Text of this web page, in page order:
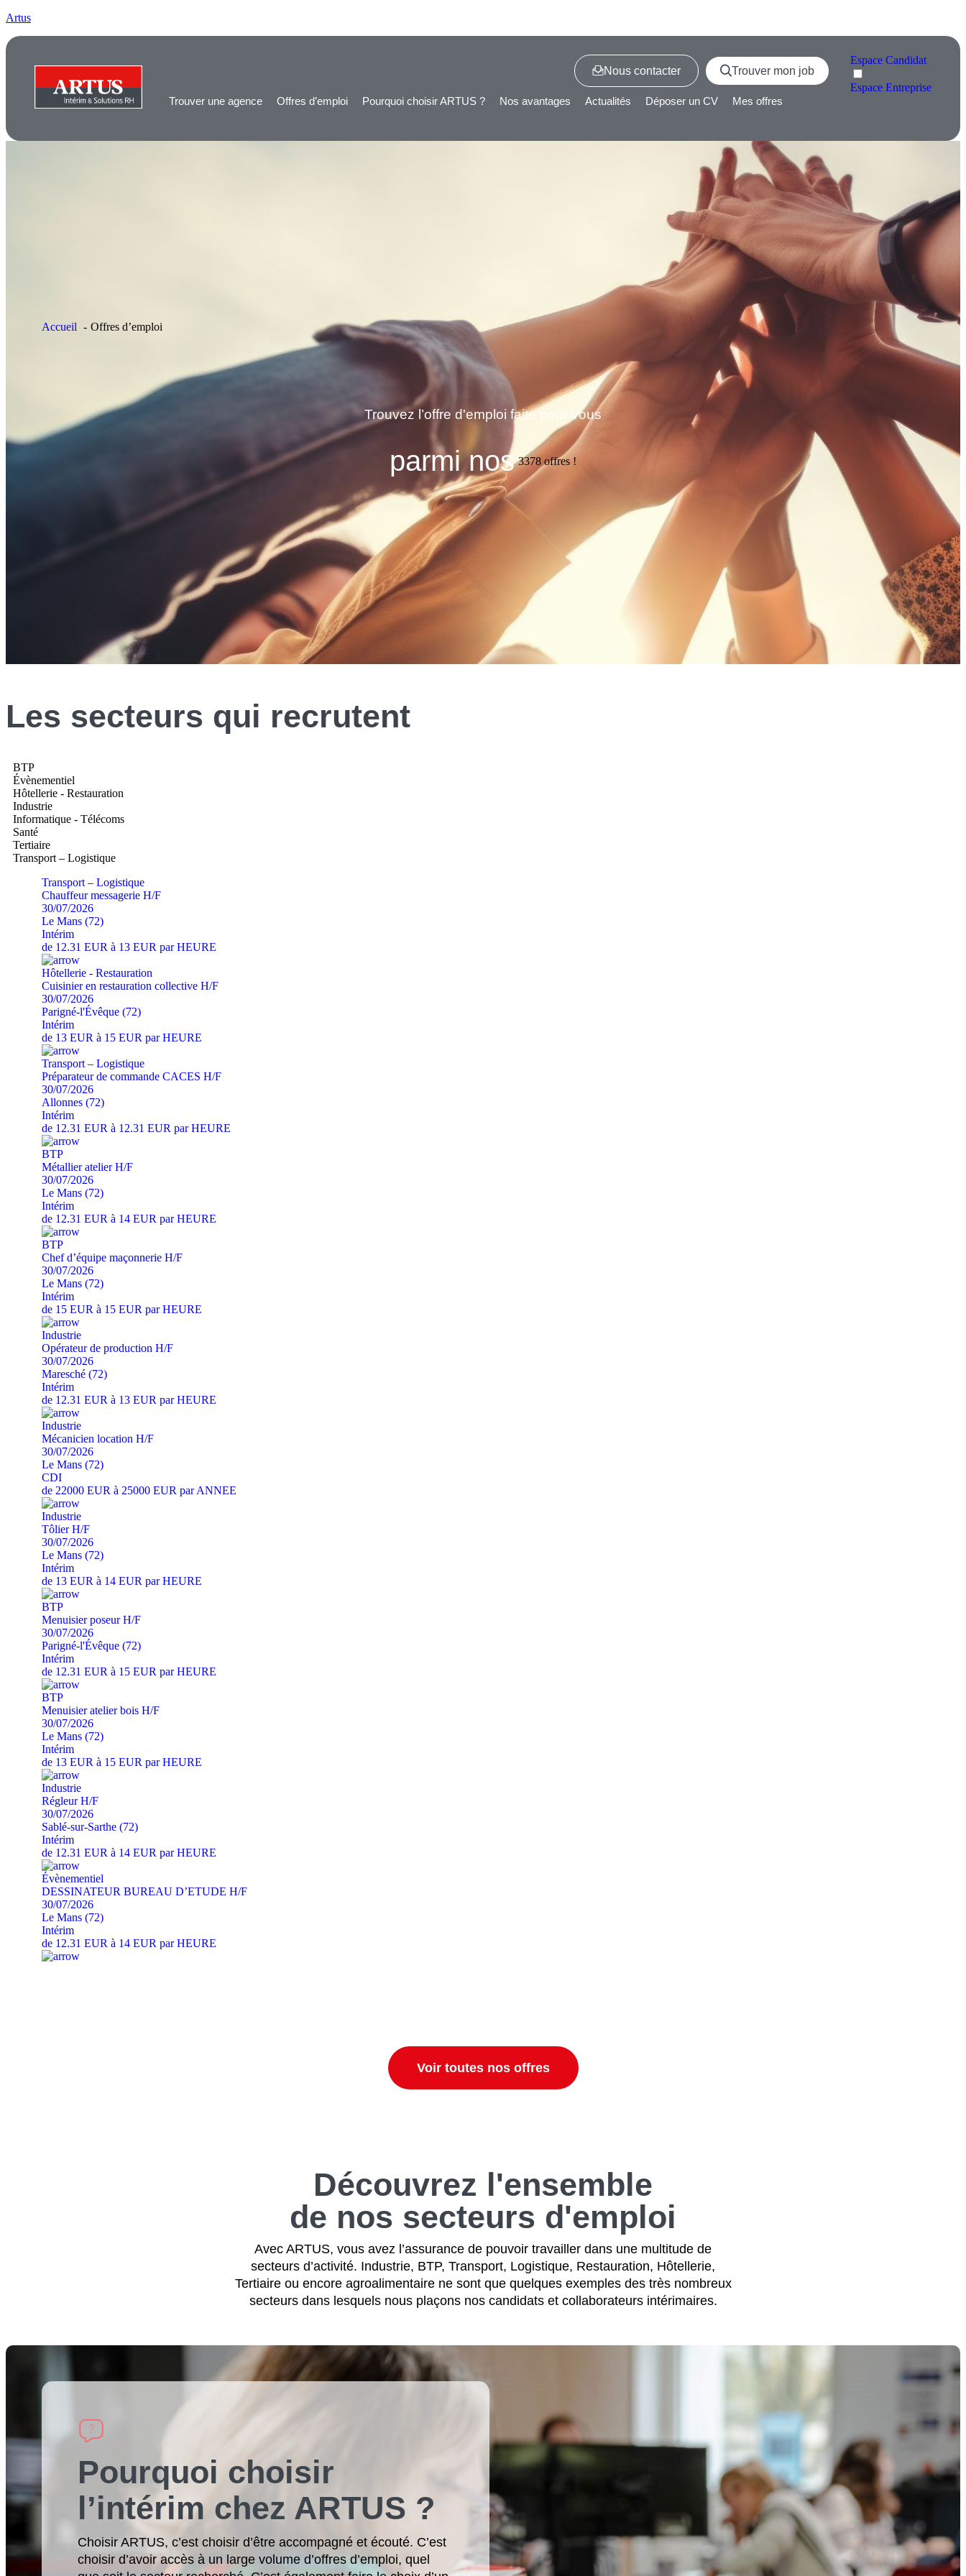
Artus
Nous contacter Trouver mon job
EspaceCandidat
EspaceEntreprise
Trouver une agence
Offres d’emploi Pourquoi choisir ARTUS ? Nos avantages Actualités Déposer un CV Mes offres
Accueil Offres d’emploi
Trouvez l’offre d'emploi faite pour vous
parmi nos 3378 offres !
Les secteurs qui recrutent
BTP
Évènementiel
Hôtellerie - Restauration
Industrie
Informatique - Télécoms
Santé
Tertiaire
Transport – Logistique
Transport – Logistique
Chauffeur messagerie H/F
30/07/2026
Le Mans (72)
Intérim
de 12.31 EUR à 13 EUR par HEURE
Hôtellerie - Restauration
Cuisinier en restauration collective H/F
30/07/2026
Parigné-l'Évêque (72)
Intérim
de 13 EUR à 15 EUR par HEURE
Transport – Logistique
Préparateur de commande CACES H/F
30/07/2026
Allonnes (72)
Intérim
de 12.31 EUR à 12.31 EUR par HEURE
BTP
Métallier atelier H/F
30/07/2026
Le Mans (72)
Intérim
de 12.31 EUR à 14 EUR par HEURE
BTP
Chef d’équipe maçonnerie H/F
30/07/2026
Le Mans (72)
Intérim
de 15 EUR à 15 EUR par HEURE
Industrie
Opérateur de production H/F
30/07/2026
Maresché (72)
Intérim
de 12.31 EUR à 13 EUR par HEURE
Industrie
Mécanicien location H/F
30/07/2026
Le Mans (72)
CDI
de 22000 EUR à 25000 EUR par ANNEE
Industrie
Tôlier H/F
30/07/2026
Le Mans (72)
Intérim
de 13 EUR à 14 EUR par HEURE
BTP
Menuisier poseur H/F
30/07/2026
Parigné-l'Évêque (72)
Intérim
de 12.31 EUR à 15 EUR par HEURE
BTP
Menuisier atelier bois H/F
30/07/2026
Le Mans (72)
Intérim
de 13 EUR à 15 EUR par HEURE
Industrie
Régleur H/F
30/07/2026
Sablé-sur-Sarthe (72)
Intérim
de 12.31 EUR à 14 EUR par HEURE
Évènementiel
DESSINATEUR BUREAU D’ETUDE H/F
30/07/2026
Le Mans (72)
Intérim
de 12.31 EUR à 14 EUR par HEURE
Voir toutes nos offres
Découvrez l'ensemble
de nos secteurs d'emploi
Avec ARTUS, vous avez l’assurance de pouvoir travailler dans une multitude de
secteurs d’activité. Industrie, BTP, Transport, Logistique, Restauration, Hôtellerie,
Tertiaire ou encore agroalimentaire ne sont que quelques exemples des très nombreux
secteurs dans lesquels nous plaçons nos candidats et collaborateurs intérimaires.
Pourquoi choisir
l’intérim chez ARTUS ?
Choisir ARTUS, c’est choisir d’être accompagné et écouté. C’est
choisir d’avoir accès à un large volume d’offres d’emploi, quel